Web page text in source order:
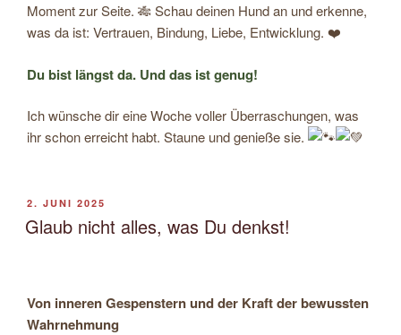
Moment zur Seite. 🎋 Schau deinen Hund an und erkenne,
was da ist: Vertrauen, Bindung, Liebe, Entwicklung. ❤️
Du bist längst da. Und das ist genug!
Ich wünsche dir eine Woche voller Überraschungen, was
ihr schon erreicht habt. Staune und genieße sie.
VERÖFFENTLICHT
AM
2. JUNI 2025
Glaub nicht alles, was Du denkst!
Von inneren Gespenstern und der Kraft der bewussten
Wahrnehmung